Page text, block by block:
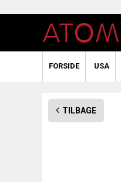
FORSIDE USA
TILBAGE